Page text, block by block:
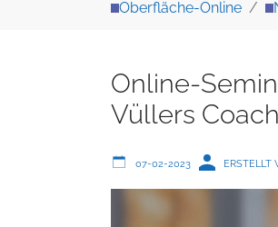
Oberfläche-Online
Online-
Vüllers
07-02-2023 ERSTELLT